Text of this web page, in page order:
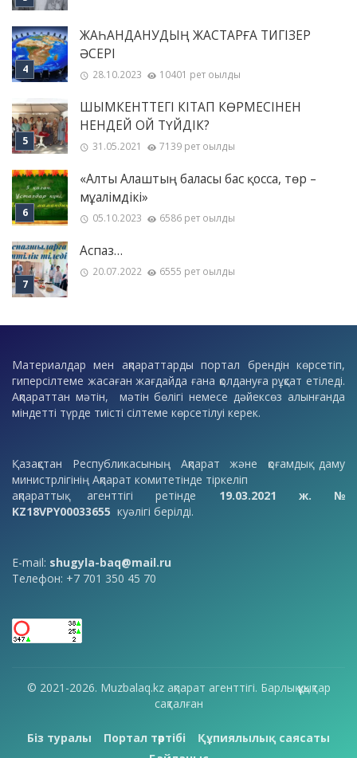
ЖАҺАНДАНУДЫҢ ЖАСТАРҒА ТИГІЗЕР
ӘСЕРІ
28.10.2023 10401 рет оқылды
ШЫМКЕНТТЕГІ КІТАП КӨРМЕСІНЕН
НЕНДЕЙ ОЙ ТҮЙДІК?
31.05.2021 7139 рет оқылды
«Алты Алаштың баласы бас қосса, төр –
мұғалімдікі»
05.10.2023 6586 рет оқылды
Аспаз…
20.07.2022 6555 рет оқылды
Материалдар мен ақпараттарды портал брендін көрсетіп,
гиперсілтеме жасаған жағдайда ғана қолдануға рұқсат етіледі.
Ақпараттан мәтін, мәтін бөлігі немесе дәйексөз алынғанда
міндетті түрде тиісті сілтеме көрсетілуі керек.
Қазақстан Республикасының Ақпарат және қоғамдық даму
министрлігінің Ақпарат комитетінде тіркеліп
ақпараттық агенттігі ретінде 19.03.2021 ж. №
KZ18VPY00033655 куәлігі берілді.
E-mail: shugyla-baq@mail.ru
Телефон: +7 701 350 45 70
© 2021-2026. Muzbalaq.kz ақпарат агенттігі. Барлық құқықтар
сақталған
Біз туралы Портал тәртібі
Құпиялылық саясаты